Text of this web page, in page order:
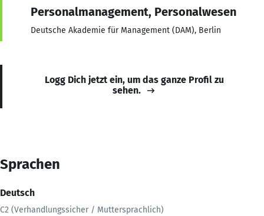
Personalmanagement, Personalwesen
Deutsche Akademie für Management (DAM), Berlin
Logg Dich jetzt ein, um das ganze Profil zu
sehen.
Sprachen
Deutsch
C2 (Verhandlungssicher / Muttersprachlich)